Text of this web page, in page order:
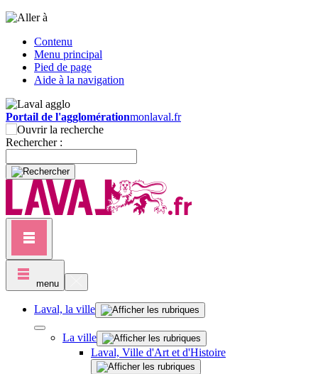
Contenu
Menu principal
Pied de page
Aide à la navigation
Portail de l'agglomérationmonlaval.fr
Rechercher :
menu
Laval, la ville
La ville
Laval, Ville d'Art et d'Histoire